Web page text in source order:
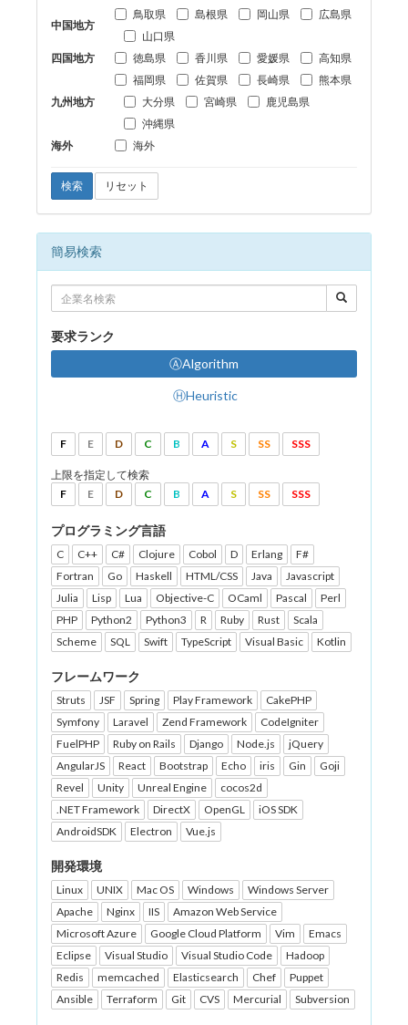
中国地方
鳥取県 島根県 岡山県
広島県
山口県
四国地方
徳島県 香川県 愛媛県 高知県
九州地方
福岡県 佐賀県 長崎県
熊本県
大分県
宮崎県
鹿児島県
沖縄県
海外
海外
検索 リセット
簡易検索
要求ランク
ⒶAlgorithm
ⒽHeuristic
F E D C B A S SS SSS
上限を指定して検索
F
E D C B A S SS SSS
プログラミング言語
C C++ C# Clojure Cobol D Erlang
F#
Fortran
Go Haskell HTML/CSS Java
Javascript
Julia
Lisp Lua Objective-C OCaml Pascal
Perl
PHP
Python2 Python3 R Ruby Rust
Scala
Scheme
SQL Swift TypeScript Visual Basic Kotlin
フレームワーク
Struts JSF Spring Play Framework
CakePHP
Symfony
Laravel Zend Framework
CodeIgniter
FuelPHP
Ruby on Rails Django Node.js
jQuery
AngularJS
React Bootstrap Echo iris Gin
Goji
Revel
Unity Unreal Engine
cocos2d
.NET Framework
DirectX OpenGL
iOS SDK
AndroidSDK
Electron Vue.js
開発環境
Linux UNIX Mac OS Windows
Windows Server
Apache
Nginx IIS
Amazon Web Service
Microsoft Azure
Google Cloud Platform Vim
Emacs
Eclipse
Visual Studio Visual Studio Code
Hadoop
Redis
memcached Elasticsearch Chef
Puppet
Ansible
Terraform Git CVS Mercurial Subversion